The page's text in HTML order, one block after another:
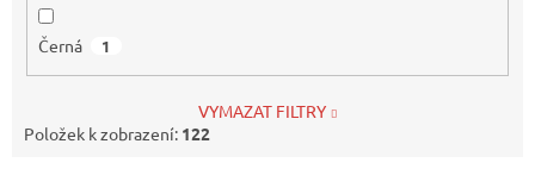
Černá 1
VYMAZAT FILTRY
Položek k zobrazení: 122